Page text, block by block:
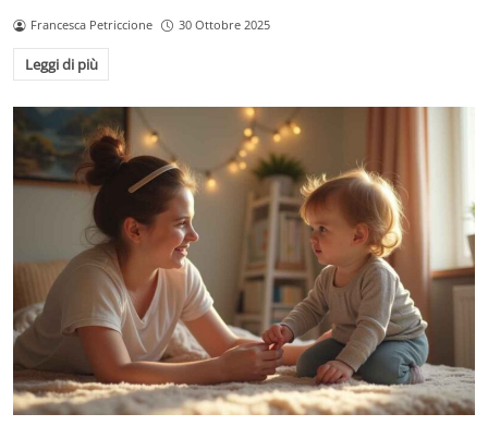
Francesca Petriccione 30 Ottobre 2025
Leggi di più